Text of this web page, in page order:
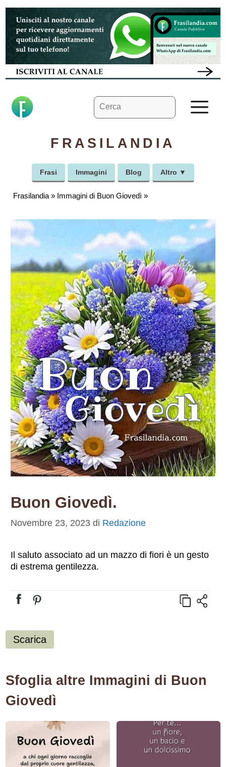
Vai
contenuto
Ricerca
per:
FRASILANDIA
Frasi Immagini Blog Altro ▼
Frasilandia » Immagini di Buon Giovedì »
Buon Giovedì.
Novembre 23, 2023 di Redazione
Il saluto associato ad un mazzo di fiori è un gesto
di estrema gentilezza.
Scarica
Sfoglia altre Immagini di Buon
Giovedì